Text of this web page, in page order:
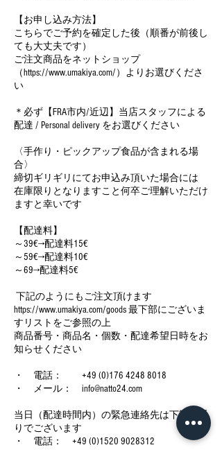
【お申し込み方法】
こちらでご予約を確定した後（順番が前後し
ても大丈夫です）
ご注文商品をネットショップ
（https://www.umakiya.com/）よりお選びくださ
い
＊必ず【FRA市内/近辺】当店スタッフによる
配達 / Personal delivery をお選びください
〈手作り・ピックアップ食品が含まれる場
合〉
締切ギリギリにてお申込み頂いた場合には
在庫限りとなりますこと何卒ご理解いただけ
ますと幸いです
【配達料】
～39€→配達料15€
～59€→配達料10€
～69→配達料5€
下記のようにもご注文頂けます
https://www.umakiya.com/goods 最下部にございま
すリストをご参照の上
商品番号・商品名・個数・配達希望日時をお
知らせください
・ 電話： +49 (0)176 4248 8018
・ メール： info@natto24.com
当日（配達時間内）の緊急連絡先は下記の通
りでございます
・ 電話： +49 (0)1520 9028312